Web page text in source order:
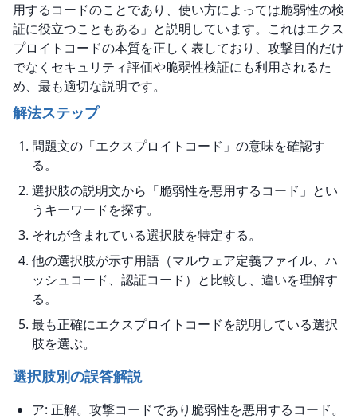
用するコードのことであり、使い方によっては脆弱性の検
証に役立つこともある」と説明しています。これはエクス
プロイトコードの本質を正しく表しており、攻撃目的だけ
でなくセキュリティ評価や脆弱性検証にも利用されるた
め、最も適切な説明です。
解法ステップ
問題文の「エクスプロイトコード」の意味を確認す
る。
選択肢の説明文から「脆弱性を悪用するコード」とい
うキーワードを探す。
それが含まれている選択肢を特定する。
他の選択肢が示す用語（マルウェア定義ファイル、ハ
ッシュコード、認証コード）と比較し、違いを理解す
る。
最も正確にエクスプロイトコードを説明している選択
肢を選ぶ。
選択肢別の誤答解説
ア: 正解。攻撃コードであり脆弱性を悪用するコード。